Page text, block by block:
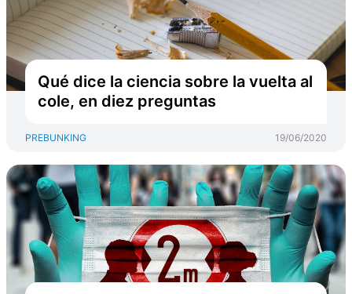
Qué dice la ciencia sobre la vuelta al
cole, en diez preguntas
PREBUNKING 19/06/2020